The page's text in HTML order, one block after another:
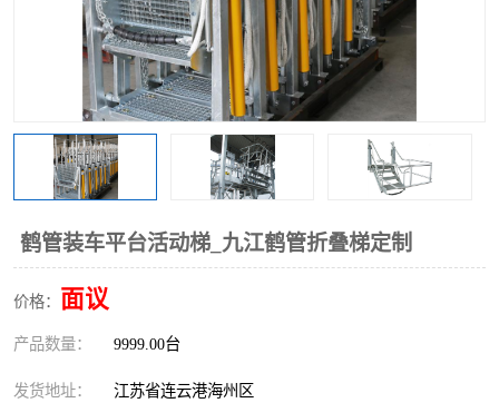
鹤管装车平台活动梯_九江鹤管折叠梯定制
价格： 面议
产品数量： 9999.00台
发货地址： 江苏省连云港海州区